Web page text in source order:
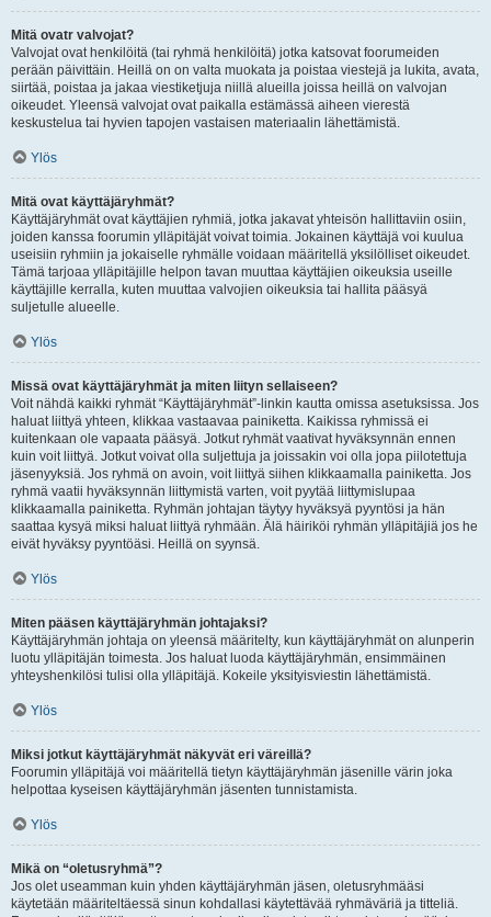
Mitä ovatr valvojat?
Valvojat ovat henkilöitä (tai ryhmä henkilöitä) jotka katsovat foorumeiden
perään päivittäin. Heillä on on valta muokata ja poistaa viestejä ja lukita, avata,
siirtää, poistaa ja jakaa viestiketjuja niillä alueilla joissa heillä on valvojan
oikeudet. Yleensä valvojat ovat paikalla estämässä aiheen vierestä
keskustelua tai hyvien tapojen vastaisen materiaalin lähettämistä.
Ylös
Mitä ovat käyttäjäryhmät?
Käyttäjäryhmät ovat käyttäjien ryhmiä, jotka jakavat yhteisön hallittaviin osiin,
joiden kanssa foorumin ylläpitäjät voivat toimia. Jokainen käyttäjä voi kuulua
useisiin ryhmiin ja jokaiselle ryhmälle voidaan määritellä yksilölliset oikeudet.
Tämä tarjoaa ylläpitäjille helpon tavan muuttaa käyttäjien oikeuksia useille
käyttäjille kerralla, kuten muuttaa valvojien oikeuksia tai hallita pääsyä
suljetulle alueelle.
Ylös
Missä ovat käyttäjäryhmät ja miten liityn sellaiseen?
Voit nähdä kaikki ryhmät “Käyttäjäryhmät”-linkin kautta omissa asetuksissa. Jos
haluat liittyä yhteen, klikkaa vastaavaa painiketta. Kaikissa ryhmissä ei
kuitenkaan ole vapaata pääsyä. Jotkut ryhmät vaativat hyväksynnän ennen
kuin voit liittyä. Jotkut voivat olla suljettuja ja joissakin voi olla jopa piilotettuja
jäsenyyksiä. Jos ryhmä on avoin, voit liittyä siihen klikkaamalla painiketta. Jos
ryhmä vaatii hyväksynnän liittymistä varten, voit pyytää liittymislupaa
klikkaamalla painiketta. Ryhmän johtajan täytyy hyväksyä pyyntösi ja hän
saattaa kysyä miksi haluat liittyä ryhmään. Älä häiriköi ryhmän ylläpitäjiä jos he
eivät hyväksy pyyntöäsi. Heillä on syynsä.
Ylös
Miten pääsen käyttäjäryhmän johtajaksi?
Käyttäjäryhmän johtaja on yleensä määritelty, kun käyttäjäryhmät on alunperin
luotu ylläpitäjän toimesta. Jos haluat luoda käyttäjäryhmän, ensimmäinen
yhteyshenkilösi tulisi olla ylläpitäjä. Kokeile yksityisviestin lähettämistä.
Ylös
Miksi jotkut käyttäjäryhmät näkyvät eri väreillä?
Foorumin ylläpitäjä voi määritellä tietyn käyttäjäryhmän jäsenille värin joka
helpottaa kyseisen käyttäjäryhmän jäsenten tunnistamista.
Ylös
Mikä on “oletusryhmä”?
Jos olet useamman kuin yhden käyttäjäryhmän jäsen, oletusryhmääsi
käytetään määriteltäessä sinun kohdallasi käytettävää ryhmäväriä ja titteliä.